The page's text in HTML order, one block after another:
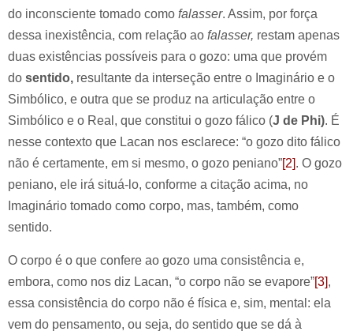
do inconsciente tomado como falasser. Assim, por força
dessa inexistência, com relação ao falasser, restam apenas
duas existências possíveis para o gozo: uma que provém
do sentido, resultante da interseção entre o Imaginário e o
Simbólico, e outra que se produz na articulação entre o
Simbólico e o Real, que constitui o gozo fálico (J de Phi). É
nesse contexto que Lacan nos esclarece: “o gozo dito fálico
não é certamente, em si mesmo, o gozo peniano”[2]. O gozo
peniano, ele irá situá-lo, conforme a citação acima, no
Imaginário tomado como corpo, mas, também, como
sentido.
O corpo é o que confere ao gozo uma consistência e,
embora, como nos diz Lacan, “o corpo não se evapore”[3],
essa consistência do corpo não é física e, sim, mental: ela
vem do pensamento, ou seja, do sentido que se dá à